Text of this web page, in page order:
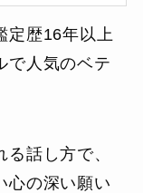
定歴16年以上
で人気のベテ
話し方で、
心の深い願い